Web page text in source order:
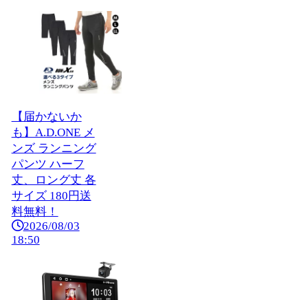
【届かないか
も】A.D.ONE メ
ンズ ランニング
パンツ ハーフ
丈、ロング丈 各
サイズ 180円送
料無料！
2026/08/03
18:50